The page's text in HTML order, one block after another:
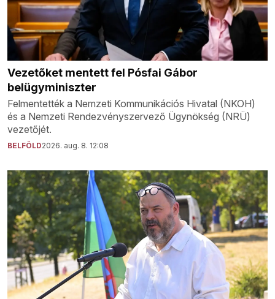
Vezetőket mentett fel Pósfai Gábor
belügyminiszter
Felmentették a Nemzeti Kommunikációs Hivatal (NKOH)
és a Nemzeti Rendezvényszervező Ügynökség (NRÜ)
vezetőjét.
BELFÖLD2026. aug. 8. 12:08